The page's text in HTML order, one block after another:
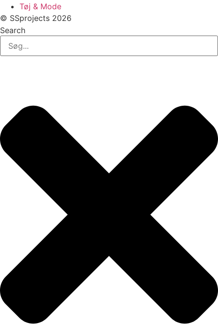
Tøj & Mode
© SSprojects 2026
Search